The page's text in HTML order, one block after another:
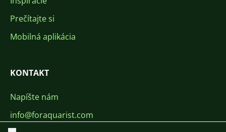
Prečítajte si
Mobilná aplikácia
KONTAKT
Napíšte nám
info@foraquarist.com